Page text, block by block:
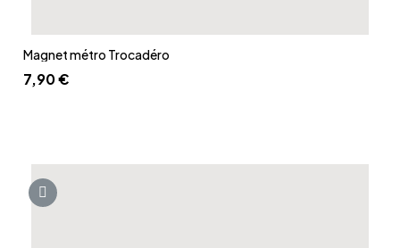
Aperçu rapide
Magnet métro Trocadéro
7,90 €